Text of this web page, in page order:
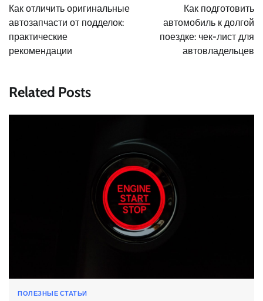
по
записям
Как отличить оригинальные
автозапчасти от подделок:
практические
рекомендации
Как подготовить
автомобиль к долгой
поездке: чек-лист для
автовладельцев
Related Posts
ПОЛЕЗНЫЕ СТАТЬИ